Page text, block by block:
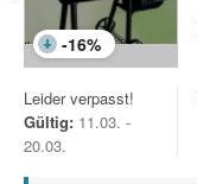
-16%
Leider verpasst!
Gültig: 11.03. -
20.03.